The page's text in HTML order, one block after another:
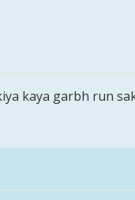
kaya garbh run